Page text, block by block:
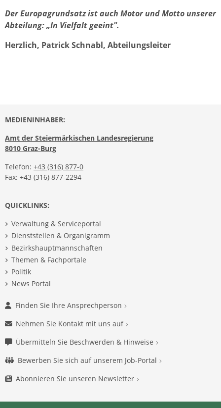
Der Europagrundsatz ist auch Motor und Motto unserer
Abteilung: „In Vielfalt geeint".
Herzlich, Patrick Schnabl, Abteilungsleiter
MEDIENINHABER:
Amt der Steiermärkischen Landesregierung
8010 Graz-Burg
Telefon: +43 (316) 877-0
Fax: +43 (316) 877-2294
QUICKLINKS:
Verwaltung & Serviceportal
Dienststellen & Organigramm
Bezirkshauptmannschaften
Themen & Fachportale
Politik
News Portal
Finden Sie Ihre Ansprechperson
Nehmen Sie Kontakt mit uns auf
Übermitteln Sie Beschwerden & Hinweise
Bewerben Sie sich auf unserem Job-Portal
Abonnieren Sie unseren Newsletter